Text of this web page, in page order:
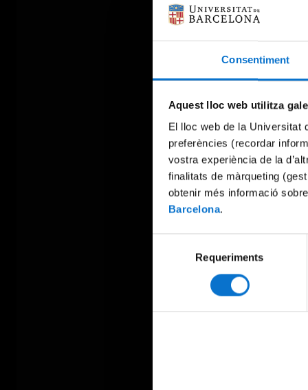
Consentiment
Aquest lloc web utilitza
El lloc web de la Universitat
preferències (recordar
vostra experiència de la
finalitats de màrqueting
obtenir més informació
Barcelona.
Requeriments